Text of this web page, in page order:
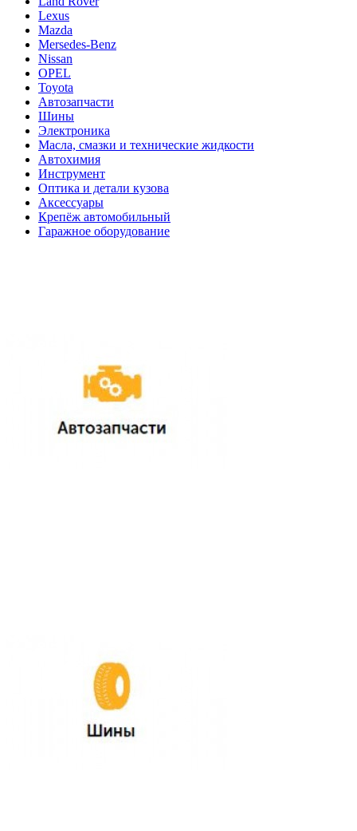
Lexus
Mazda
Mersedes-Benz
Nissan
OPEL
Toyota
Автозапчасти
Шины
Электроника
Масла, смазки и технические жидкости
Автохимия
Инструмент
Оптика и детали кузова
Аксессуары
Крепёж автомобильный
Гаражное оборудование